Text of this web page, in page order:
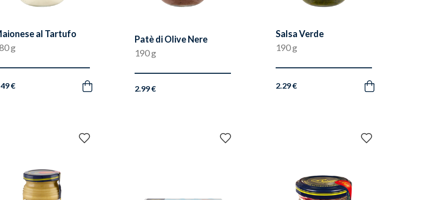
al Tartufo
g
€ Acquista
Patè di Olive Nere
190 g
2.99 €
Salsa Verde
190 g
2.29 € Acquista
Aggiungi
Aggiungi
Aggiungi